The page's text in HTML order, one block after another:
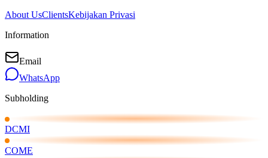
About UsClientsKebijakan Privasi
Information
Email
WhatsApp
Subholding
DCMI
COME